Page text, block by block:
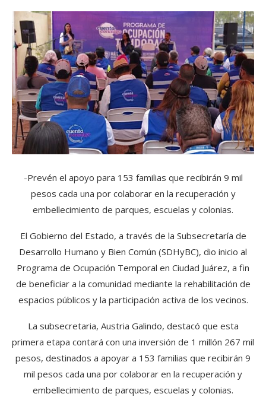
-Prevén el apoyo para 153 familias que recibirán 9 mil
pesos cada una por colaborar en la recuperación y
embellecimiento de parques, escuelas y colonias.
El Gobierno del Estado, a través de la Subsecretaría de
Desarrollo Humano y Bien Común (SDHyBC), dio inicio al
Programa de Ocupación Temporal en Ciudad Juárez, a fin
de beneficiar a la comunidad mediante la rehabilitación de
espacios públicos y la participación activa de los vecinos.
La subsecretaria, Austria Galindo, destacó que esta
primera etapa contará con una inversión de 1 millón 267 mil
pesos, destinados a apoyar a 153 familias que recibirán 9
mil pesos cada una por colaborar en la recuperación y
embellecimiento de parques, escuelas y colonias.